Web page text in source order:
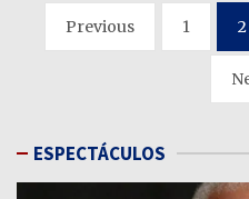
Paginación
de
Previous 1 2
ESPECTÁCULOS